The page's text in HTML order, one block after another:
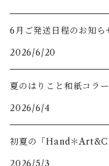
6月ご発送日程のお知ら
2026/6/20
夏のはりこと和紙コラ
2026/6/4
初夏の「Hand＊
2026/5/3